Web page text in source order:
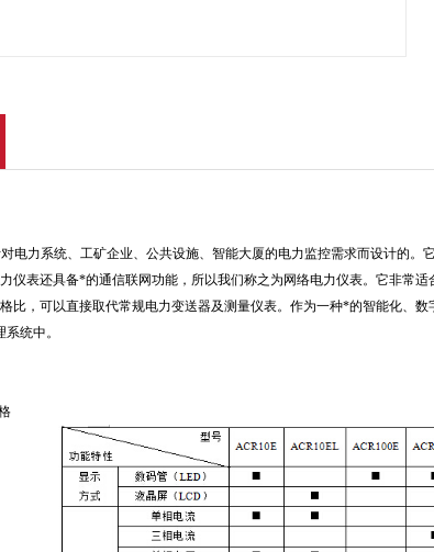
电力系统、工矿企业、公共设施、智能大厦的电力监控需求而设计的
仪表还具备*的通信联网功能，所以我们称之为网络电力仪表。它非常适
比，可以直接取代常规电力变送器及测量仪表。作为一种*的智能化、
统中。